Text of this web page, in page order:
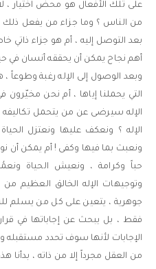
على تلك الأفعال هو محض اختيار ، لا
من الناس ؟ وما جزاء من يفعل ذلك ؟
بعد التوصل إليه ، أم هو جزاء ذاتي
أهم نجاح يمكن أن يحققه أنسان في
وبعد الوصول إلى الإله رغبة
التي يحملنا إياها ، أم نحن
الإله سيرضى عن من يتحمل تكاليفه
الإله ؟ ونعكف عليها ونعتزل
ونعبث بما فيها وكفى ! أم يمكن أن
حباً وكرامة ، ونعيش الحياة
وتوجيهات الإله الخالق العظيم من
جوهرية ، يتعين على كل من يسلم
فقط ، بل يبحث عن إجاباتها في
الإجابات لأنها سوف تحدد مستقبله
من العقل مجرداً إلا من ذاته ، بدأنا